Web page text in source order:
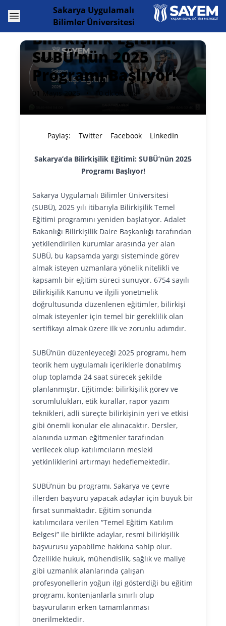
Open menuSakarya Uygulamalı
Bilimler Üniversitesi
Özel
Sakarya’da
Bilirkişilik Eğitimi:
SUBÜ’nün 2025
Programı Başlıyor!
01 Mayıs 2025 10 dk okuma
Paylaş: Twitter Facebook LinkedIn
Sakarya’da Bilirkişilik Eğitimi: SUBÜ’nün 2025
Programı Başlıyor!
Sakarya Uygulamalı Bilimler Üniversitesi
(SUBÜ), 2025 yılı itibarıyla Bilirkişilik Temel
Eğitimi programını yeniden başlatıyor. Adalet
Bakanlığı Bilirkişilik Daire Başkanlığı tarafından
yetkilendirilen kurumlar arasında yer alan
SUBÜ, bu kapsamda yargı sisteminde görev
almak isteyen uzmanlara yönelik nitelikli ve
kapsamlı bir eğitim süreci sunuyor. 6754 sayılı
Bilirkişilik Kanunu ve ilgili yönetmelik
doğrultusunda düzenlenen eğitimler, bilirkişi
olmak isteyenler için temel bir gereklilik olan
sertifikayı almak üzere ilk ve zorunlu adımdır.
SUBÜ’nün düzenleyeceği 2025 programı, hem
teorik hem uygulamalı içeriklerle donatılmış
olup toplamda 24 saat sürecek şekilde
planlanmıştır. Eğitimde; bilirkişilik görev ve
sorumlulukları, etik kurallar, rapor yazım
teknikleri, adli süreçte bilirkişinin yeri ve etkisi
gibi önemli konular ele alınacaktır. Dersler,
alanında uzman eğitmenler tarafından
verilecek olup katılımcıların mesleki
yetkinliklerini artırmayı hedeflemektedir.
SUBÜ’nün bu programı, Sakarya ve çevre
illerden başvuru yapacak adaylar için büyük bir
fırsat sunmaktadır. Eğitim sonunda
katılımcılara verilen “Temel Eğitim Katılım
Belgesi” ile birlikte adaylar, resmi bilirkişilik
başvurusu yapabilme hakkına sahip olur.
Özellikle hukuk, mühendislik, sağlık ve maliye
gibi uzmanlık alanlarında çalışan
profesyonellerin yoğun ilgi gösterdiği bu eğitim
programı, kontenjanlarla sınırlı olup
başvuruların erken tamamlanması
önerilmektedir.